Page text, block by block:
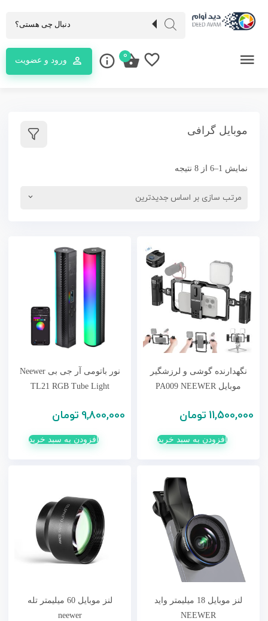
ورود و عضویت 0
موبایل گرافی
نمایش 1–6 از 8 نتیجه
نگهدارنده گوشی و لرزشگیر
موبایل PA009 NEEWER
11,500,000 تومان
افزودن به سبد خرید
نور باتومی آر جی بی Neewer
TL21 RGB Tube Light
9,800,000 تومان
افزودن به سبد خرید
لنز موبایل 18 میلیمتر واید
NEEWER
لنز موبایل 60 میلیمتر تله
neewer